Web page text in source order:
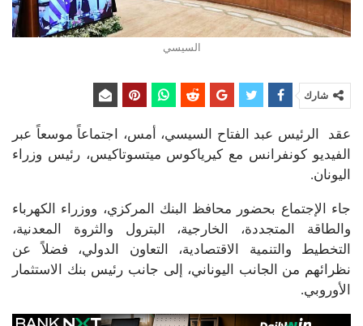
السيسي
شارك
عقد الرئيس عبد الفتاح السيسي، أمس، اجتماعاً موسعاً عبر
الفيديو كونفرانس مع كيرياكوس ميتسوتاكيس، رئيس وزراء
اليونان.
جاء الإجتماع بحضور محافظ البنك المركزي، ووزراء الكهرباء
والطاقة المتجددة، الخارجية، البترول والثروة المعدنية،
التخطيط والتنمية الاقتصادية، التعاون الدولي، فضلاً عن
نظرائهم من الجانب اليوناني، إلى جانب رئيس بنك الاستثمار
الأوروبي.